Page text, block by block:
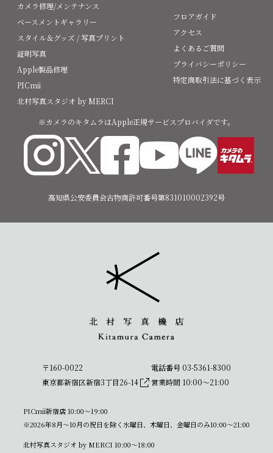
カメラ修理/メンテナンス
ベースメントギャラリー
スタイル＆グッズ / 写真プリント
証明写真
Apple製品修理
PICmii
北村写真スタジオ by MERCI
※カメラのキタムラはApple正規サービスプロバイダです。
フロアガイド
アクセス
よくあるご質問
プライバシーポリシー
特定商取引法に基づく表示
高知県公安委員会古物商許可番号第831010002392号
〒160-0022
東京都新宿区新宿3丁目26-14
電話番号 03-5361-8300
営業時間 10:00〜21:00
PICmii新宿店 10:00〜19:00
※2026年8月～10月の祝日を除く水曜日、木曜日、金曜日のみ10:00～21:00
北村写真スタジオ by MERCI 10:00〜18:00